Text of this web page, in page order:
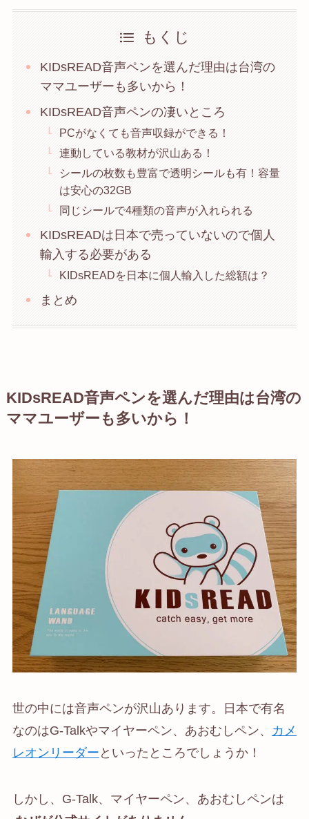
もくじ
KIDsREAD音声ペンを選んだ理由は台湾の
ママユーザーも多いから！
KIDsREAD音声ペンの凄いところ
PCがなくても音声収録ができる！
連動している教材が沢山ある！
シールの枚数も豊富で透明シールも有！容量
は安心の32GB
同じシールで4種類の音声が入れられる
KIDsREADは日本で売っていないので個人
輸入する必要がある
KIDsREADを日本に個人輸入した総額は？
まとめ
KIDsREAD音声ペンを選んだ理由は台湾の
ママユーザーも多いから！
世の中には音声ペンが沢山あります。日本で有名
なのはG-Talkやマイヤーペン、あおむしペン、
カメ
レオンリーダー といったところでしょうか！
しかし、G-Talk、マイヤーペン、あおむしペンは